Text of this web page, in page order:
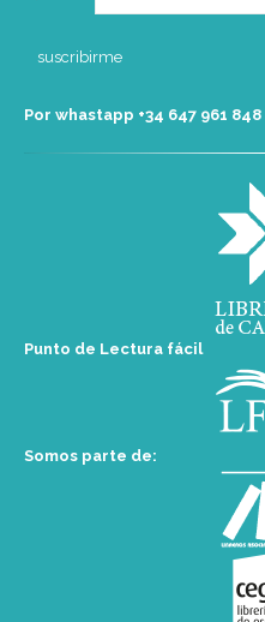
Por whastapp +34 ‭647 961 848‬
Punto de Lectura fácil
Somos parte de: